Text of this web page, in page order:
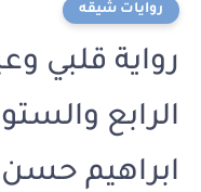
روايات شيقه
رواية قلبي
ابراهيم حسن